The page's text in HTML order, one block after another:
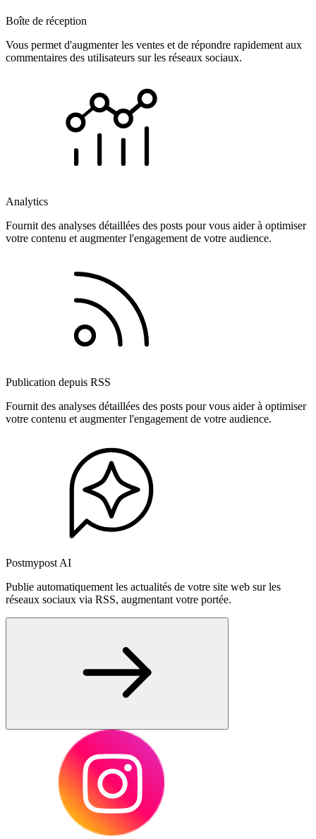
Boîte de réception
Vous permet d'augmenter les ventes et de répondre rapidement aux
commentaires des utilisateurs sur les réseaux sociaux.
Analytics
Fournit des analyses détaillées des posts pour vous aider à optimiser
votre contenu et augmenter l'engagement de votre audience.
Publication depuis RSS
Fournit des analyses détaillées des posts pour vous aider à optimiser
votre contenu et augmenter l'engagement de votre audience.
Postmypost AI
Publie automatiquement les actualités de votre site web sur les
réseaux sociaux via RSS, augmentant votre portée.